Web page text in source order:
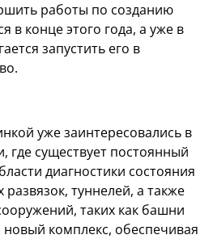
работы по созданию
в конце этого года, а уже в
запустить его в
уже заинтересовались в
где существует постоянный
диагностики состояния
туннелей, а также
таких как башни
новый комплекс, обеспечивая